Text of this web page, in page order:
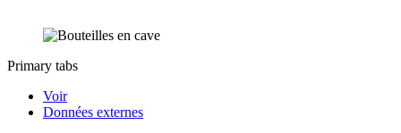
Primary tabs
Voir
Données externes